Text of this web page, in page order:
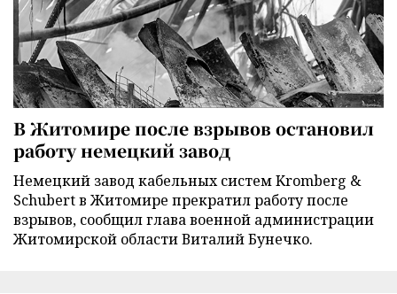
В Житомире после взрывов остановил
работу немецкий завод
Немецкий завод кабельных систем Kromberg &
Schubert в Житомире прекратил работу после
взрывов, сообщил глава военной администрации
Житомирской области Виталий Бунечко.